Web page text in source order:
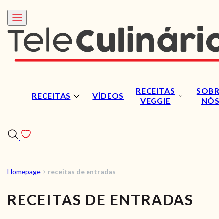
RECEITAS VÍDEOS
RECEITAS
VEGGIE
NÓS
RECEITAS
VÍDEOS
Homepage > receitas de entradas
RECEITAS DE ENTRADAS